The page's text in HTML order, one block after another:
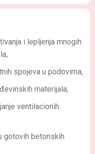
i lepljenja mnogih
spojeva u podovima,
materijala,
ventilacionih
gotovih betonskih